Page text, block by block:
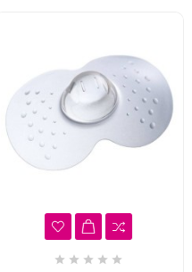
    